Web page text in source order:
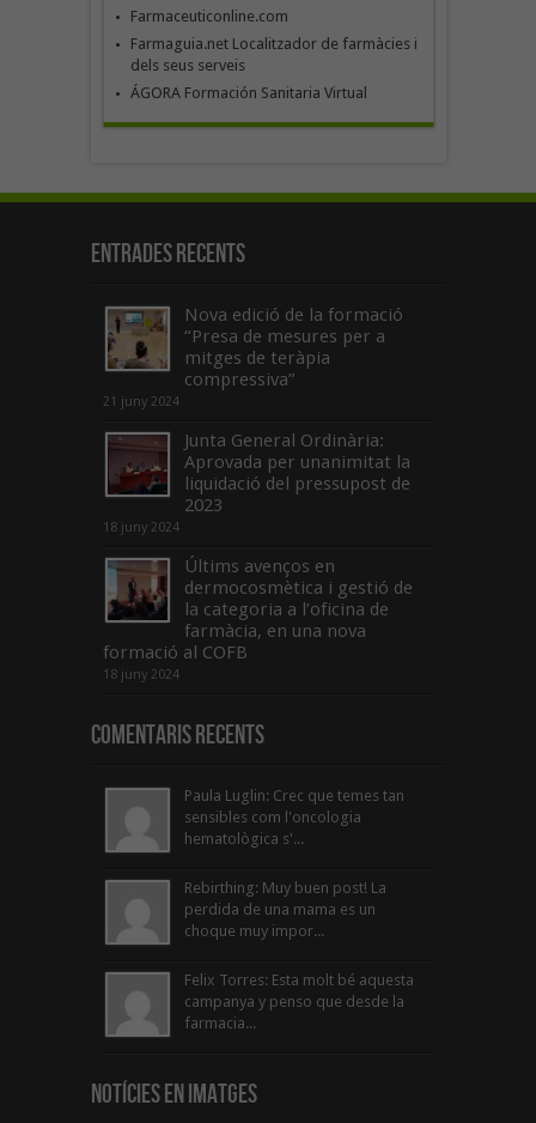
Farmaceuticonline.com
Farmaguia.net Localitzador de farmàcies i
dels seus serveis
ÁGORA Formación Sanitaria Virtual
Entrades recents
Nova edició de la formació
“Presa de mesures per a
mitges de teràpia
compressiva”
21 juny 2024
Junta General Ordinària:
Aprovada per unanimitat la
liquidació del pressupost de
2023
18 juny 2024
Últims avenços en
dermocosmètica i gestió de
la categoria a l’oficina de
farmàcia, en una nova
formació al COFB
18 juny 2024
Comentaris Recents
Paula Luglin: Crec que temes tan
sensibles com l'oncologia
hematològica s'...
Rebirthing: Muy buen post! La
perdida de una mama es un
choque muy impor...
Felix Torres: Esta molt bé aquesta
campanya y penso que desde la
farmacia...
Notícies en Imatges